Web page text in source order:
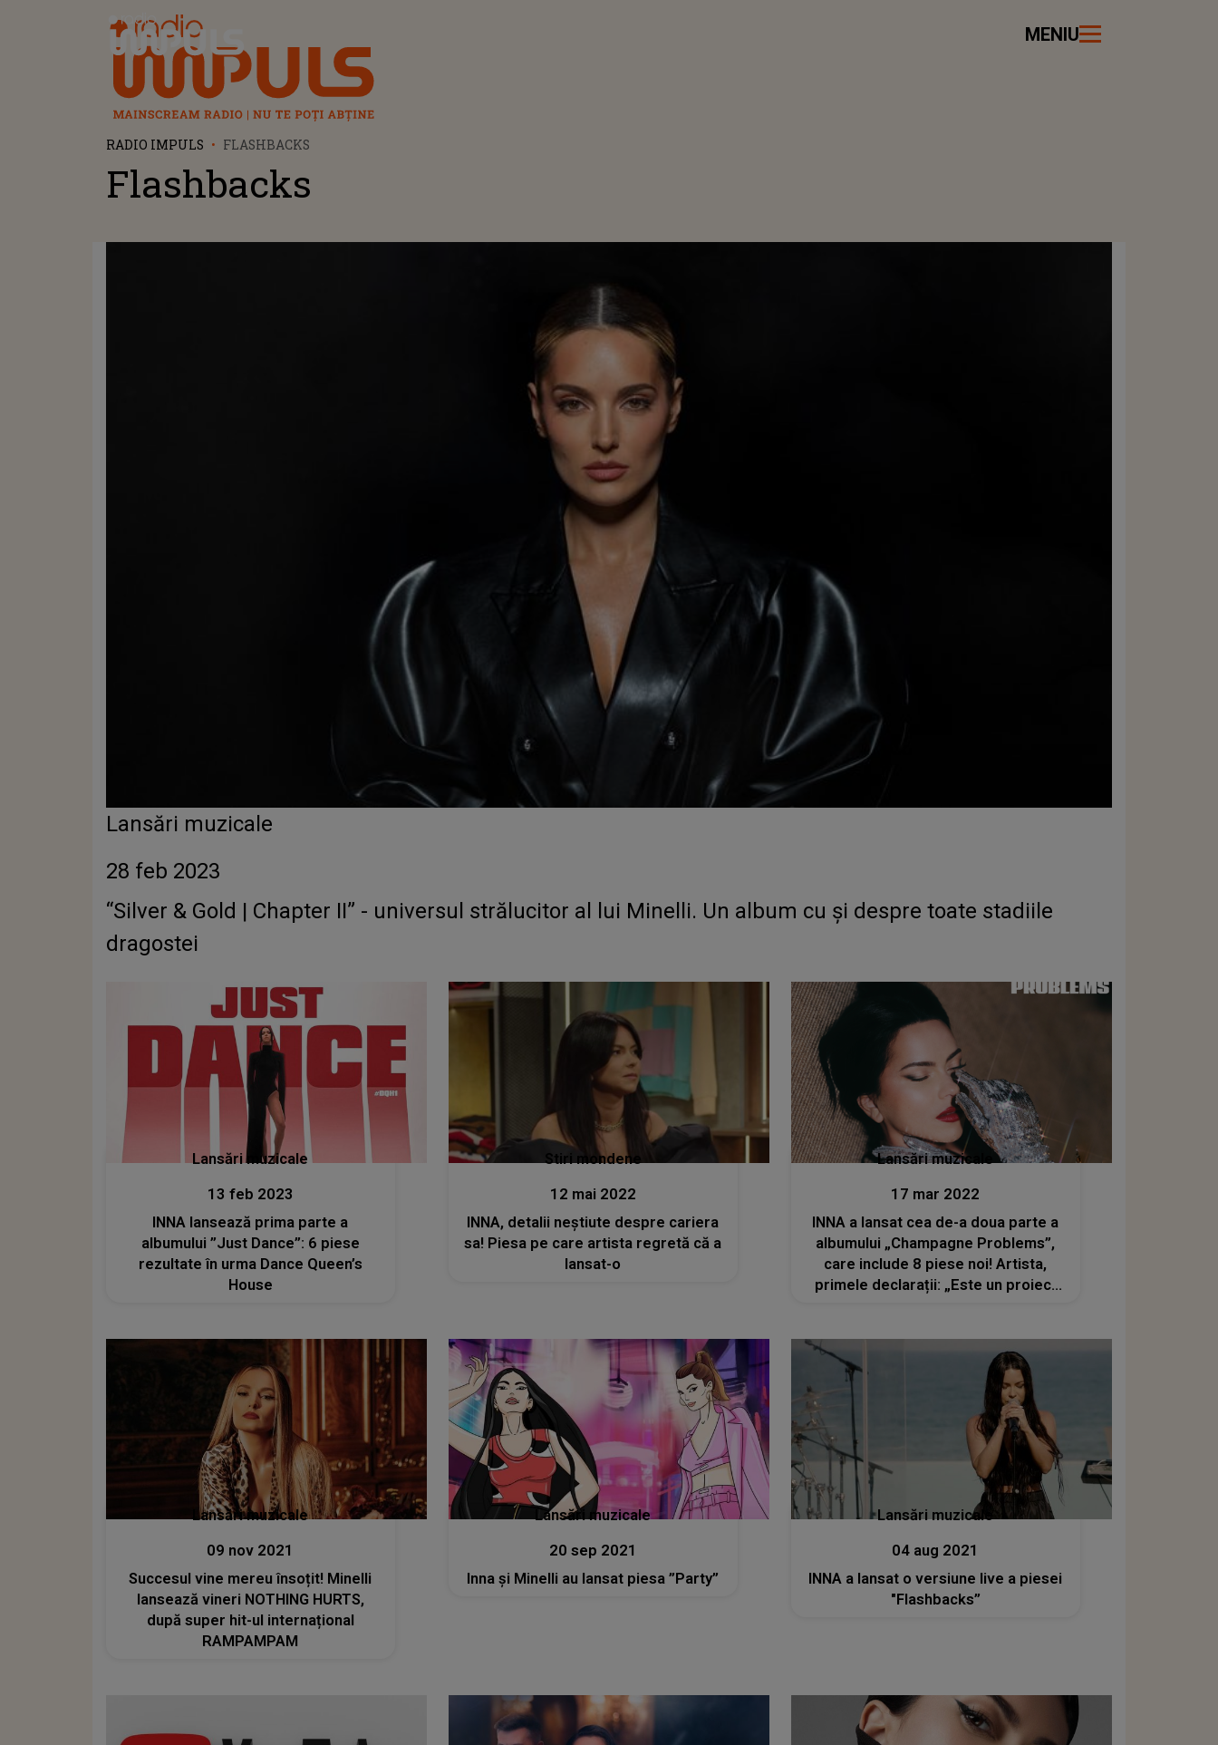
Radio Impuls MENIU
RADIO IMPULS FLASHBACKS
Flashbacks
Lansări muzicale
28 feb 2023
“Silver & Gold | Chapter II” - universul strălucitor al lui Minelli. Un album cu și despre toate stadiile
dragostei
Lansări muzicale
13 feb 2023
INNA lansează prima parte a
albumului ”Just Dance”: 6 piese
rezultate în urma Dance Queen’s
House
Stiri mondene
12 mai 2022
INNA, detalii neștiute despre cariera
sa! Piesa pe care artista regretă că a
lansat-o
Lansări muzicale
17 mar 2022
INNA a lansat cea de-a doua parte a
albumului „Champagne Problems”,
care include 8 piese noi! Artista,
primele declarații: „Este un proiect
Lansări muzicale
09 nov 2021
Succesul vine mereu însoțit! Minelli
lansează vineri NOTHING HURTS,
după super hit-ul internațional
RAMPAMPAM
Lansări muzicale
20 sep 2021
Inna și Minelli au lansat piesa ”Party”
Lansări muzicale
04 aug 2021
INNA a lansat o versiune live a piesei
"Flashbacks”